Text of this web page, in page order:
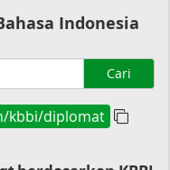
Indonesia
Cari
kbbi/diplomat